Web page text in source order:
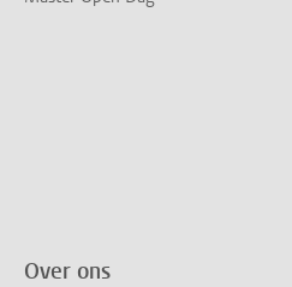
Over ons